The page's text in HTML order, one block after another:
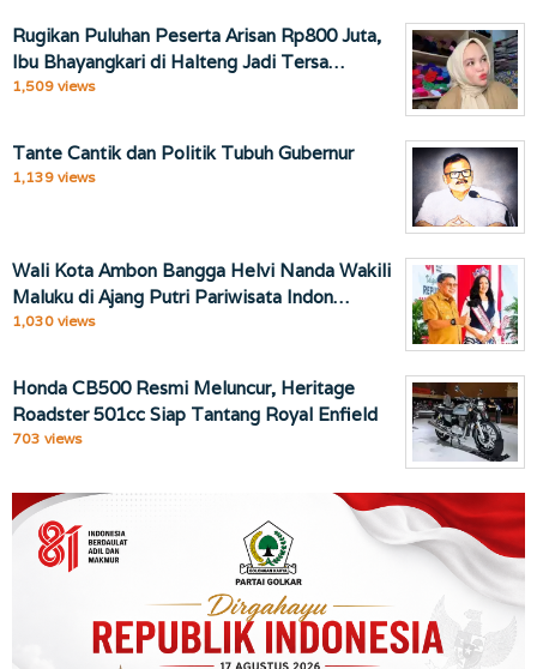
Rugikan Puluhan Peserta Arisan Rp800 Juta,
Ibu Bhayangkari di Halteng Jadi Tersa…
1,509 views
Tante Cantik dan Politik Tubuh Gubernur
1,139 views
Wali Kota Ambon Bangga Helvi Nanda Wakili
Maluku di Ajang Putri Pariwisata Indon…
1,030 views
Honda CB500 Resmi Meluncur, Heritage
Roadster 501cc Siap Tantang Royal Enfield
703 views